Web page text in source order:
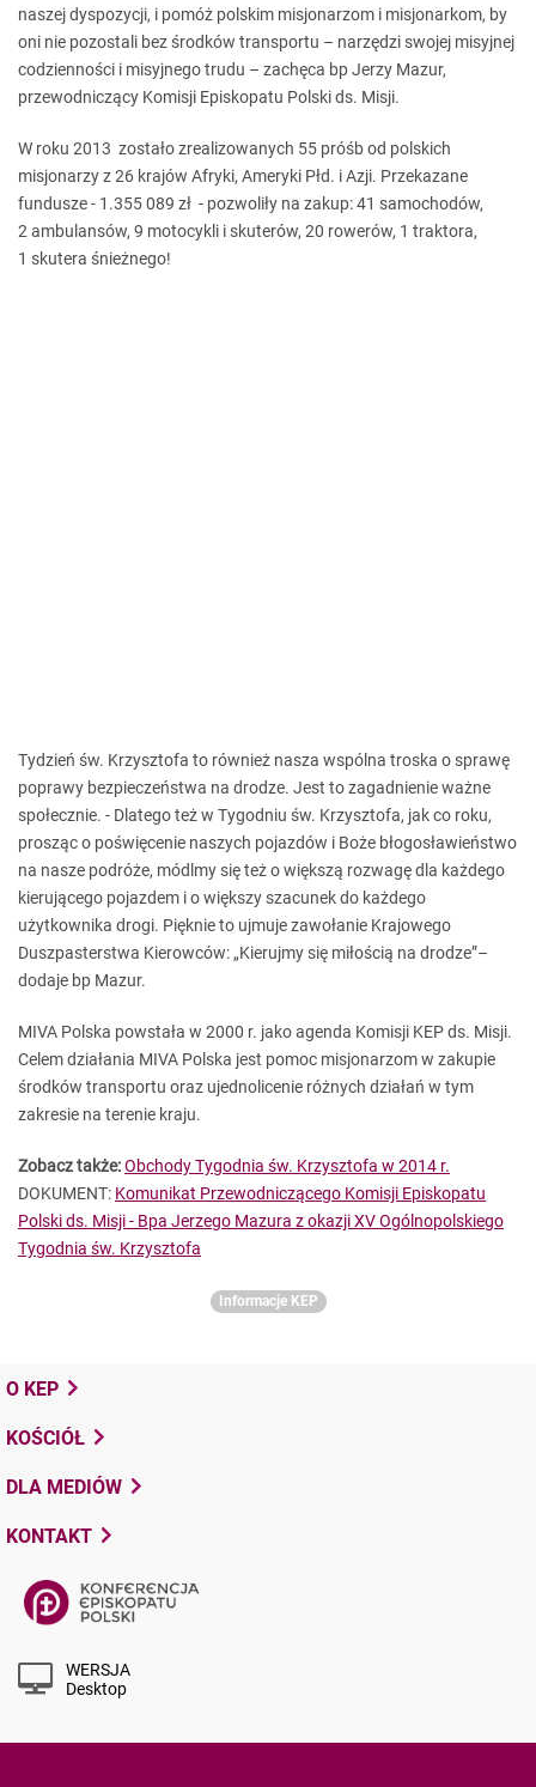
naszej dyspozycji, i pomóż polskim misjonarzom i misjonarkom, by
oni nie pozostali bez środków transportu – narzędzi swojej misyjnej
codzienności i misyjnego trudu – zachęca bp Jerzy Mazur,
przewodniczący Komisji Episkopatu Polski ds. Misji.
W roku 2013 zostało zrealizowanych 55 próśb od polskich
misjonarzy z 26 krajów Afryki, Ameryki Płd. i Azji. Przekazane
fundusze - 1.355 089 zł - pozwoliły na zakup: 41 samochodów,
2 ambulansów, 9 motocykli i skuterów, 20 rowerów, 1 traktora,
1 skutera śnieżnego!
Tydzień św. Krzysztofa to również nasza wspólna troska o sprawę
poprawy bezpieczeństwa na drodze. Jest to zagadnienie ważne
społecznie. - Dlatego też w Tygodniu św. Krzysztofa, jak co roku,
prosząc o poświęcenie naszych pojazdów i Boże błogosławieństwo
na nasze podróże, módlmy się też o większą rozwagę dla każdego
kierującego pojazdem i o większy szacunek do każdego
użytkownika drogi. Pięknie to ujmuje zawołanie Krajowego
Duszpasterstwa Kierowców: „Kierujmy się miłością na drodze”–
dodaje bp Mazur.
MIVA Polska powstała w 2000 r. jako agenda Komisji KEP ds. Misji.
Celem działania MIVA Polska jest pomoc misjonarzom w zakupie
środków transportu oraz ujednolicenie różnych działań w tym
zakresie na terenie kraju.
Zobacz także:Obchody Tygodnia św. Krzysztofa w 2014 r.
DOKUMENT: Komunikat Przewodniczącego Komisji Episkopatu
Polski ds. Misji - Bpa Jerzego Mazura z okazji XV Ogólnopolskiego
Tygodnia św. Krzysztofa
Informacje KEP
O KEP
KOŚCIÓŁ
DLA MEDIÓW
KONTAKT
WERSJA
Desktop